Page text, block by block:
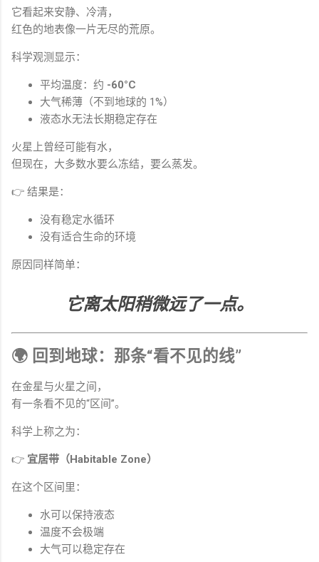
它看起来安静、冷清，
红色的地表像一片无尽的荒原。
科学观测显示：
平均温度：约 -60°C
大气稀薄（不到地球的 1%）
液态水无法长期稳定存在
火星上曾经可能有水，
但现在，大多数水要么冻结，要么蒸发。
👉 结果是：
没有稳定水循环
没有适合生命的环境
原因同样简单：
它离太阳稍微远了一点。
🌍 回到地球：那条“看不见的线”
在金星与火星之间，
有一条看不见的“区间”。
科学上称之为：
👉 宜居带（Habitable Zone）
在这个区间里：
水可以保持液态
温度不会极端
大气可以稳定存在